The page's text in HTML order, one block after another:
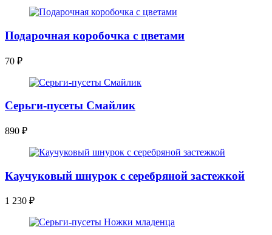
Подарочная коробочка с цветами
70 ₽
Серьги-пусеты Смайлик
890 ₽
Каучуковый шнурок с серебряной застежкой
1 230 ₽